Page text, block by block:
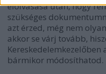
elolvasása után, hogy
szükséges
azt érzed, még nem
akkor se várj tovább,
bármikor módosíthatod.